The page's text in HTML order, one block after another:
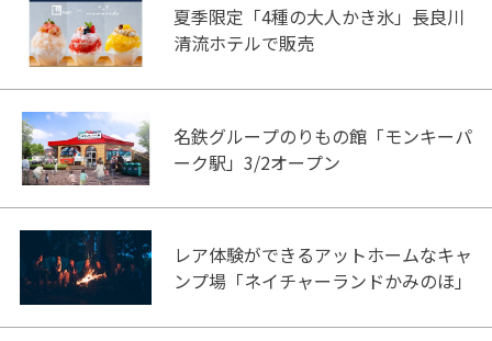
夏季限定「4種の大人かき氷」長良川
清流ホテルで販売
名鉄グループのりもの館「モンキーパ
ーク駅」3/2オープン
レア体験ができるアットホームなキャ
ンプ場「ネイチャーランドかみのほ」